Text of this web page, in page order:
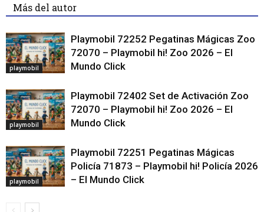
Más del autor
playmobil
Playmobil 72252 Pegatinas Mágicas Zoo
72070 – Playmobil hi! Zoo 2026 – El
Mundo Click
playmobil
Playmobil 72402 Set de Activación Zoo
72070 – Playmobil hi! Zoo 2026 – El
Mundo Click
playmobil
Playmobil 72251 Pegatinas Mágicas
Policía 71873 – Playmobil hi! Policía 2026
– El Mundo Click